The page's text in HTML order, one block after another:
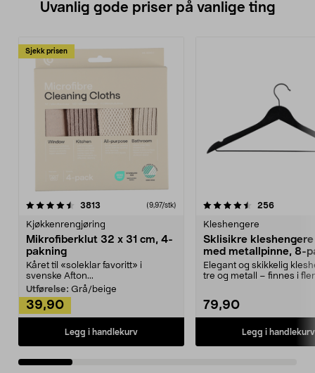
Uvanlig gode priser på vanlige ting
Sjekk prisen
3813 anmeldelser(9,97/stk)
Kjøkkenrengjøring
Mikrofiberklut 32 x 31 cm, 4-
pakning
Kåret til «soleklar favoritt» i
svenske Afton...
Utførelse: Grå/beige
39,90
Legg i handlekurv
4.5av 5 stjerner 256
Kleshengere
Sklisikre
med metallpinne, 8-
Elegant og skikkelig
tre og metall – finnes i
79,90
Legg i handlekurv
4.5av 5 stjerner